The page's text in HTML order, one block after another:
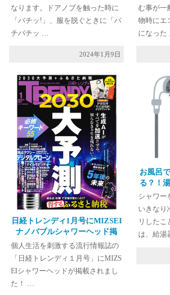
なります。ドアノブを触った時に
「バチッ!」、服を脱ぐときに「バ
チバチッ …
2024年1月9日
む事が一
物時にエ
になっ
日経トレンディ1月号にMIZSEI
ナノバブルシャワーヘッド掲
載!!!
個人生活を刺激する流行情報誌の
「日経トレンディ１月号」にMIZS
EIシャワーヘッドが掲載されまし
た！ …
お風呂
る？！
シャワー
いきなり
リした
は、給